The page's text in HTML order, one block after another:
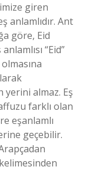
giren
anlamlıdır. Ant
göre, Eid
“Eid”
yerini almaz. Eş
farklı olan
eşanlamlı
geçebilir.